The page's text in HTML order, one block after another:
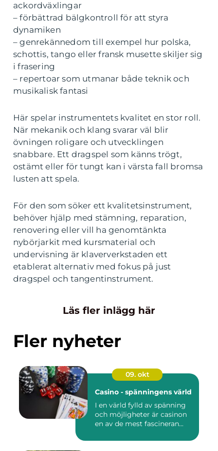
ackordväxlingar
– förbättrad bälgkontroll för att styra
dynamiken
– genrekännedom till exempel hur polska,
schottis, tango eller fransk musette skiljer sig
i frasering
– repertoar som utmanar både teknik och
musikalisk fantasi
Här spelar instrumentets kvalitet en stor roll.
När mekanik och klang svarar väl blir
övningen roligare och utvecklingen
snabbare. Ett dragspel som känns trögt,
ostämt eller för tungt kan i värsta fall bromsa
lusten att spela.
För den som söker ett kvalitetsinstrument,
behöver hjälp med stämning, reparation,
renovering eller vill ha genomtänkta
nybörjarkit med kursmaterial och
undervisning är klaververkstaden ett
etablerat alternativ med fokus på just
dragspel och tangentinstrument.
Läs fler inlägg här
Fler nyheter
09. okt
Casino - spänningens värld
I en värld fylld av spänning
och möjligheter är casinon
en av de mest fascineran...